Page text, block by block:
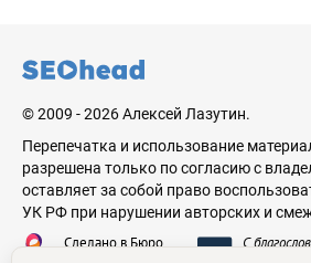
© 2009 - 2026 Алексей Лазутин.
Перепечатка и использование
разрешена только по согласию с
оставляет за собой право
УК РФ при нарушении авторских и
Сделано в Бюро
С